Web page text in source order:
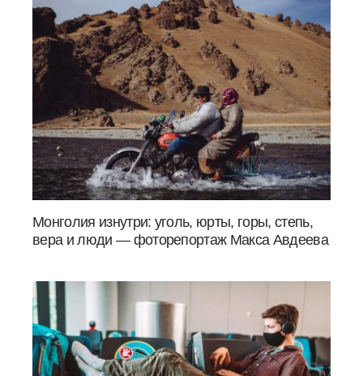
Монголия изнутри: уголь, юрты, горы, степь,
вера и люди — фоторепортаж Макса Авдеева